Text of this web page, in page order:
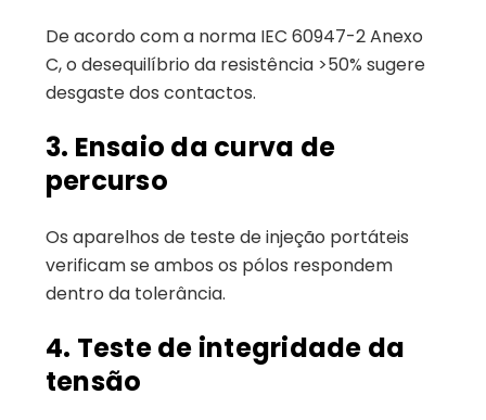
De acordo com a norma IEC 60947-2 Anexo
C, o desequilíbrio da resistência >50% sugere
desgaste dos contactos.
3. Ensaio da curva de
percurso
Os aparelhos de teste de injeção portáteis
verificam se ambos os pólos respondem
dentro da tolerância.
4. Teste de integridade da
tensão